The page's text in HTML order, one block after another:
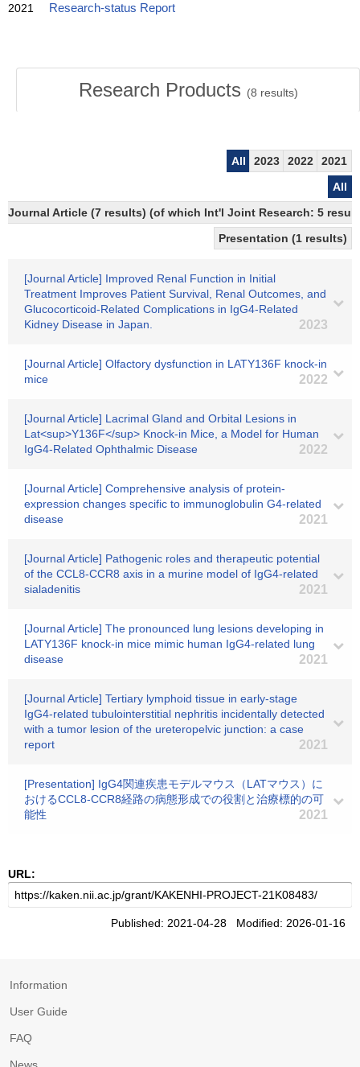
2021 Research-status Report
Research Products (8 results)
All 2023 2022
2021
All
Journal Article (7 results) (of which Int'l Joint Research: 5
Presentation (1 results)
[Journal Article] Improved Renal Function in Initial
Treatment Improves Patient Survival, Renal Outcomes, and
Glucocorticoid-Related Complications in IgG4-Related
Kidney Disease in Japan.
2023
[Journal Article] Olfactory dysfunction in LATY136F knock-in
mice
2022
[Journal Article] Lacrimal Gland and Orbital Lesions in
Lat<sup>Y136F</sup> Knock-in Mice, a Model for Human
IgG4-Related Ophthalmic Disease
2022
[Journal Article] Comprehensive analysis of protein-
expression changes specific to immunoglobulin G4-related
disease
2021
[Journal Article] Pathogenic roles and therapeutic potential
of the CCL8-CCR8 axis in a murine model of IgG4-related
sialadenitis
2021
[Journal Article] The pronounced lung lesions developing in
LATY136F knock-in mice mimic human IgG4-related lung
disease
2021
[Journal Article] Tertiary lymphoid tissue in early‐stage
IgG4-related tubulointerstitial nephritis incidentally detected
with a tumor lesion of the ureteropelvic junction: a case
report
2021
[Presentation] IgG4関連疾患モデルマウス（LATマウス）に
おけるCCL8-CCR8経路の病態形成での役割と治療標的の可
能性
2021
URL:
Published: 2021-04-28 Modified: 2026-01-16
Information
User Guide
FAQ